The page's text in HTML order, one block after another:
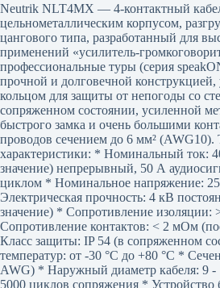
Neutrik NLT4MX — 4-контактный
цельнометаллическим корпусом,
цангового типа, разработанный для
применений «усилитель-
профессиональные туры (серия
прочной и долговечной
кольцом для защиты от непогоды со
сопряженном состоянии, усиленной
быстрого замка и очень большими
проводов сечением до 6 мм² (AWG10).
характеристики: * Номинальный ток:
значение) непрерывный, 50 А
циклом * Номинальное напряжение:
Электрическая прочность: 4 кВ
значение) * Сопротивление
Сопротивление контактов: < 2 мОм
Класс защиты: IP 54 (в сопряженном
температур: от -30 °C до +80 °C *
AWG) * Наружный диаметр кабеля: 9
5000 циклов сопряжения *